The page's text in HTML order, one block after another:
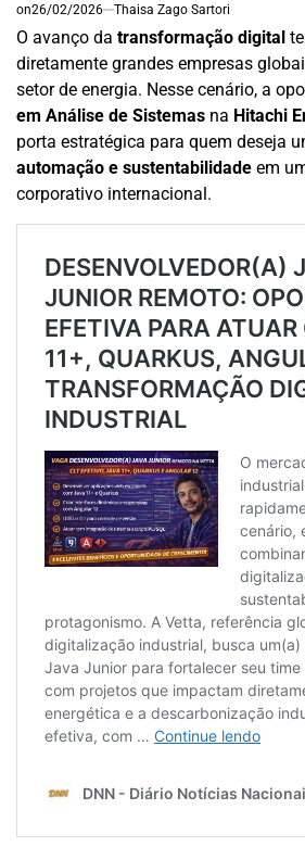
on26/02/2026 Thaisa Zago Sartori
O avanço da transformação digital
diretamente grandes empresas
setor de energia. Nesse cenário, a
em Análise de Sistemas na Hitachi
porta estratégica para quem deseja
automação e sustentabilidade em
corporativo internacional.